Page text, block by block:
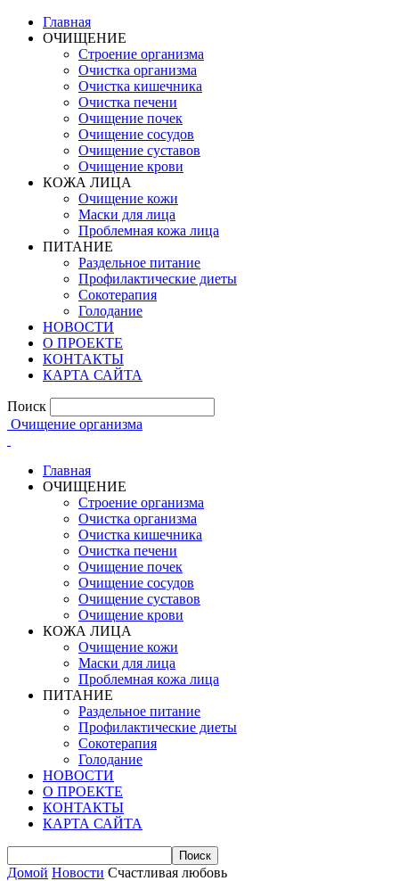
Главная
ОЧИЩЕНИЕ
Строение организма
Очистка организма
Очистка кишечника
Очистка печени
Очищение почек
Очищение сосудов
Очищение суставов
Очищение крови
КОЖА ЛИЦА
Очищение кожи
Маски для лица
Проблемная кожа лица
ПИТАНИЕ
Раздельное питание
Профилактические диеты
Сокотерапия
Голодание
НОВОСТИ
О ПРОЕКТЕ
КОНТАКТЫ
КАРТА САЙТА
Поиск
Очищение организма
Главная
ОЧИЩЕНИЕ
Строение организма
Очистка организма
Очистка кишечника
Очистка печени
Очищение почек
Очищение сосудов
Очищение суставов
Очищение крови
КОЖА ЛИЦА
Очищение кожи
Маски для лица
Проблемная кожа лица
ПИТАНИЕ
Раздельное питание
Профилактические диеты
Сокотерапия
Голодание
НОВОСТИ
О ПРОЕКТЕ
КОНТАКТЫ
КАРТА САЙТА
Домой Новости Счастливая любовь